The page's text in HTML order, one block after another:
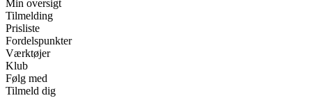
Min oversigt
Tilmelding
Prisliste
Fordelspunkter
Værktøjer
Klub
Følg med
Tilmeld dig